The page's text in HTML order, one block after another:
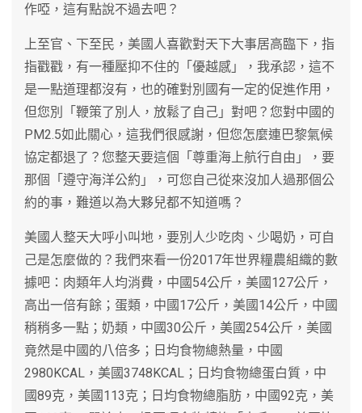
作啞，這有點說不過去吧？
上至官、下至民，美國人喜歡對天下大事居高臨下，指
指戳戳，有一種壓抑不住的「優越感」，我承認，這不
是一點道理都沒有，也的確對別國有一定的促進作用，
但您別「鞭策了別人，放鬆了自己」對吧？您對中國的
PM2.5如此關心，這我們很感謝，但您怎麼連巴黎氣候
協定都退了？您整天要這個「尊重海上航行自由」，要
那個「遵守海洋公約」，可您自己從來沒加人過那個公
約的事，難道以為大夥兒都不知道嗎？
美國人整天大呼小叫地，要別人少吃肉、少喝奶，可自
己是怎麼做的？我們來看一份2017年世界糧農組織的數
據吧：肉類年人均消費，中國54公斤，美國127公斤，
高出一倍有餘；蛋類，中國17公斤，美國14公斤，中國
稍稍多一點；奶類，中國30公斤，美國254公斤，美國
竟然是中國的八倍多；日均食物總熱量，中國
2980KCAL，美國3748KCAL；日均食物總蛋白質，中
國89克，美國113克；日均食物總脂肪，中國92克，美